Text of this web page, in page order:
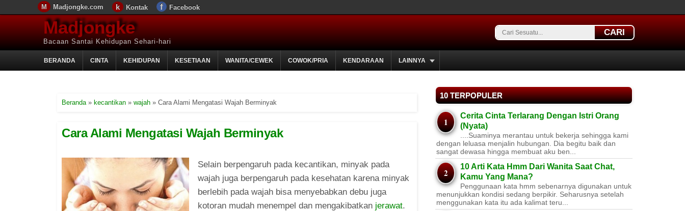
Madjongke.com Kontak Facebook
Madjongke
Bacaan Santai Kehidupan Sehari-hari
CARI
BERANDA CINTA KEHIDUPAN KESETIAAN WANITA/CEWEK COWOK/PRIA KENDARAAN LAINNYA
Beranda» kecantikan » wajah » Cara Alami Mengatasi Wajah Berminyak
Cara Alami Mengatasi Wajah Berminyak
Selain berpengaruh pada kecantikan, minyak pada
wajah juga berpengaruh pada kesehatan karena minyak
berlebih pada wajah bisa menyebabkan debu juga
kotoran mudah menempel dan mengakibatkan jerawat.
10 TERPOPULER
Cerita Cinta Terlarang Dengan Istri Orang
(Nyata)
....Suaminya merantau untuk bekerja sehingga kami
dengan leluasa menjalin hubungan. Dia begitu baik dan
sangat dewasa hingga membuat aku ben...
10 Arti Kata Hmm Dari Wanita Saat Chat,
Kamu Yang Mana?
Penggunaan kata hmm sebenarnya digunakan untuk
menunjukkan kondisi sedang berpikir. Seharusnya setelah
menggunakan kata itu ada kalimat teru...